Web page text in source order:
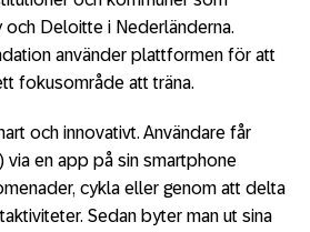
och Deloitte i Nederländerna.
använder plattformen för att
fokusområde att träna.
och innovativt. Användare får
via en app på sin smartphone
cykla eller genom att delta
Sedan byter man ut sina